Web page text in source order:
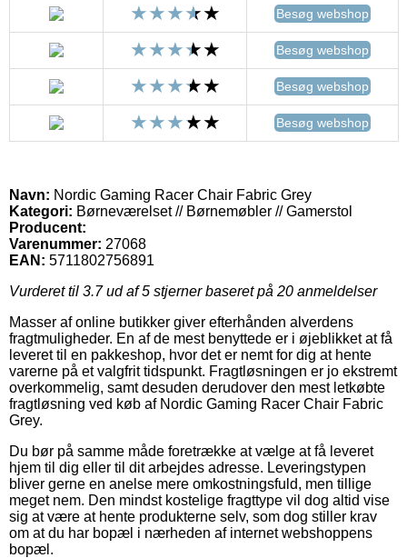
Besøg webshop
Besøg webshop
Besøg webshop
Besøg webshop
Navn: Nordic Gaming Racer Chair Fabric Grey
Kategori: Børneværelset // Børnemøbler // Gamerstol
Producent:
Varenummer: 27068
EAN: 5711802756891
Vurderet til 3.7ud af 5 stjerner baseret på 20 anmeldelser
Masser af online butikker giver efterhånden alverdens
fragtmuligheder. En af de mest benyttede er i øjeblikket at få
leveret til en pakkeshop, hvor det er nemt for dig at hente
varerne på et valgfrit tidspunkt. Fragtløsningen er jo ekstremt
overkommelig, samt desuden derudover den mest letkøbte
fragtløsning ved køb af Nordic Gaming Racer Chair Fabric
Grey.
Du bør på samme måde foretrække at vælge at få leveret
hjem til dig eller til dit arbejdes adresse. Leveringstypen
bliver gerne en anelse mere omkostningsfuld, men tillige
meget nem. Den mindst kostelige fragttype vil dog altid vise
sig at være at hente produkterne selv, som dog stiller krav
om at du har bopæl i nærheden af internet webshoppens
bopæl.